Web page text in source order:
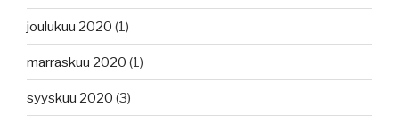
joulukuu 2020 (1)
marraskuu 2020 (1)
syyskuu 2020 (3)